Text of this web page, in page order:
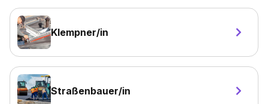
Klempner/in
Straßenbauer/in